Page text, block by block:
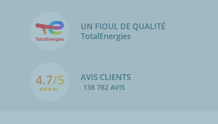
UN FIOUL DE QUALITÉ
TotalEnergies
4.7/5 AVIS CLIENTS
138 782 AVIS